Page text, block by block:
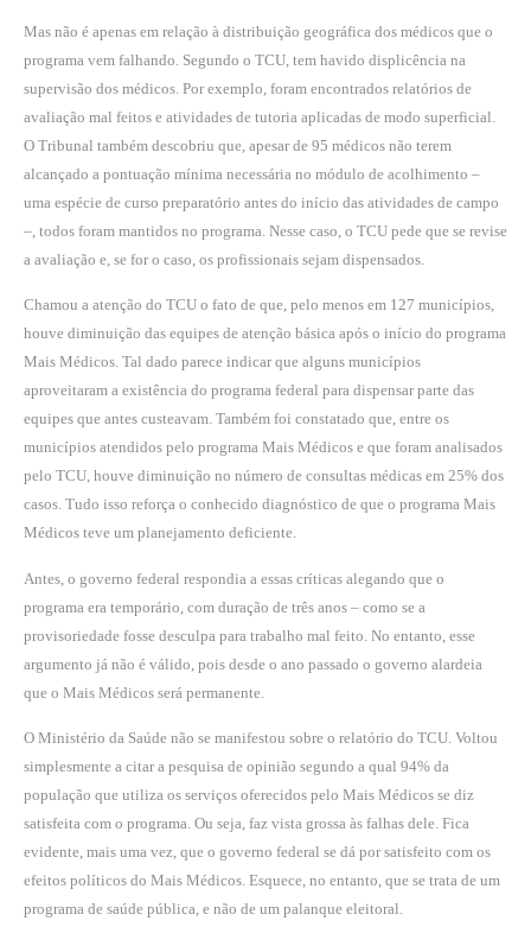
Mas não é apenas em relação à distribuição geográfica dos médicos que o
programa vem falhando. Segundo o TCU, tem havido displicência na
supervisão dos médicos. Por exemplo, foram encontrados relatórios de
avaliação mal feitos e atividades de tutoria aplicadas de modo superficial.
O Tribunal também descobriu que, apesar de 95 médicos não terem
alcançado a pontuação mínima necessária no módulo de acolhimento –
uma espécie de curso preparatório antes do início das atividades de campo
–, todos foram mantidos no programa. Nesse caso, o TCU pede que se revise
a avaliação e, se for o caso, os profissionais sejam dispensados.
Chamou a atenção do TCU o fato de que, pelo menos em 127 municípios,
houve diminuição das equipes de atenção básica após o início do programa
Mais Médicos. Tal dado parece indicar que alguns municípios
aproveitaram a existência do programa federal para dispensar parte das
equipes que antes custeavam. Também foi constatado que, entre os
municípios atendidos pelo programa Mais Médicos e que foram analisados
pelo TCU, houve diminuição no número de consultas médicas em 25% dos
casos. Tudo isso reforça o conhecido diagnóstico de que o programa Mais
Médicos teve um planejamento deficiente.
Antes, o governo federal respondia a essas críticas alegando que o
programa era temporário, com duração de três anos – como se a
provisoriedade fosse desculpa para trabalho mal feito. No entanto, esse
argumento já não é válido, pois desde o ano passado o governo alardeia
que o Mais Médicos será permanente.
O Ministério da Saúde não se manifestou sobre o relatório do TCU. Voltou
simplesmente a citar a pesquisa de opinião segundo a qual 94% da
população que utiliza os serviços oferecidos pelo Mais Médicos se diz
satisfeita com o programa. Ou seja, faz vista grossa às falhas dele. Fica
evidente, mais uma vez, que o governo federal se dá por satisfeito com os
efeitos políticos do Mais Médicos. Esquece, no entanto, que se trata de um
programa de saúde pública, e não de um palanque eleitoral.